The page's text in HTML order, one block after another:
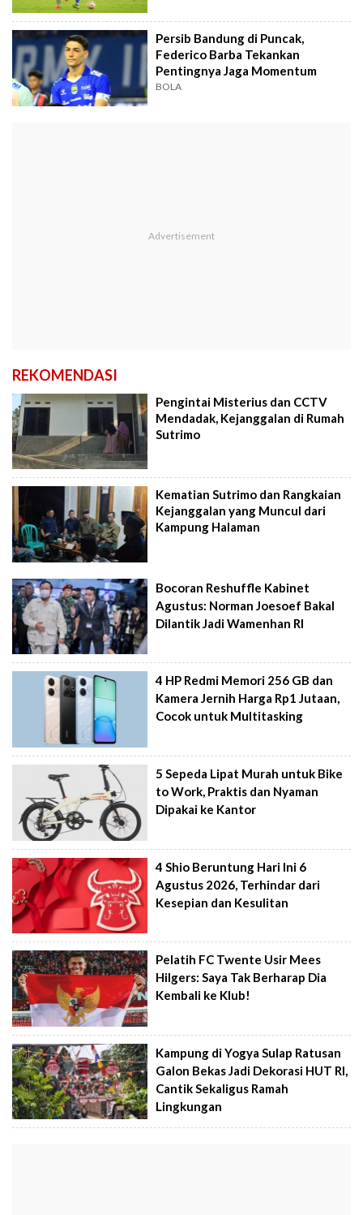
Persib Bandung di Puncak,
Federico Barba Tekankan
Pentingnya Jaga Momentum
BOLA
REKOMENDASI
Pengintai Misterius dan CCTV
Mendadak, Kejanggalan di Rumah
Sutrimo
Kematian Sutrimo dan Rangkaian
Kejanggalan yang Muncul dari
Kampung Halaman
Bocoran Reshuffle Kabinet
Agustus: Norman Joesoef Bakal
Dilantik Jadi Wamenhan RI
4 HP Redmi Memori 256 GB dan
Kamera Jernih Harga Rp1 Jutaan,
Cocok untuk Multitasking
5 Sepeda Lipat Murah untuk Bike
to Work, Praktis dan Nyaman
Dipakai ke Kantor
4 Shio Beruntung Hari Ini 6
Agustus 2026, Terhindar dari
Kesepian dan Kesulitan
Pelatih FC Twente Usir Mees
Hilgers: Saya Tak Berharap Dia
Kembali ke Klub!
Kampung di Yogya Sulap Ratusan
Galon Bekas Jadi Dekorasi HUT RI,
Cantik Sekaligus Ramah
Lingkungan